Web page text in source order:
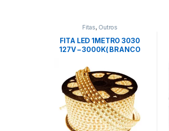
Fitas, Outros
FITA LED 1METRO 3030
127V – 3000K( BRANCO